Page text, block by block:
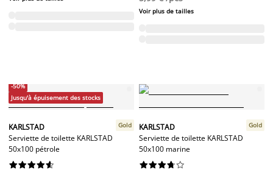
Voir plus de tailles
-50%
Jusqu'à épuisement des stocks
KARLSTAD
Serviette de toilette KARLSTAD
50x100 pétrole
Gold






KARLSTAD
Serviette de toilette KARLSTAD
50x100 marine
Gold





